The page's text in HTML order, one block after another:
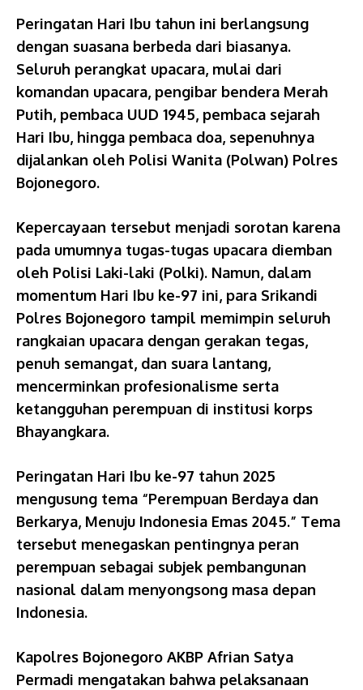
Peringatan Hari Ibu tahun ini berlangsung
dengan suasana berbeda dari biasanya.
Seluruh perangkat upacara, mulai dari
komandan upacara, pengibar bendera Merah
Putih, pembaca UUD 1945, pembaca sejarah
Hari Ibu, hingga pembaca doa, sepenuhnya
dijalankan oleh Polisi Wanita (Polwan) Polres
Bojonegoro.
Kepercayaan tersebut menjadi sorotan karena
pada umumnya tugas-tugas upacara diemban
oleh Polisi Laki-laki (Polki). Namun, dalam
momentum Hari Ibu ke-97 ini, para Srikandi
Polres Bojonegoro tampil memimpin seluruh
rangkaian upacara dengan gerakan tegas,
penuh semangat, dan suara lantang,
mencerminkan profesionalisme serta
ketangguhan perempuan di institusi korps
Bhayangkara.
Peringatan Hari Ibu ke-97 tahun 2025
mengusung tema “Perempuan Berdaya dan
Berkarya, Menuju Indonesia Emas 2045.” Tema
tersebut menegaskan pentingnya peran
perempuan sebagai subjek pembangunan
nasional dalam menyongsong masa depan
Indonesia.
Kapolres Bojonegoro AKBP Afrian Satya
Permadi mengatakan bahwa pelaksanaan